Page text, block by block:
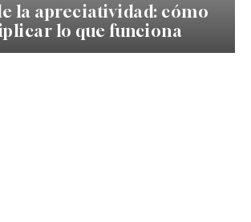
la apreciatividad: cómo
lo que funciona